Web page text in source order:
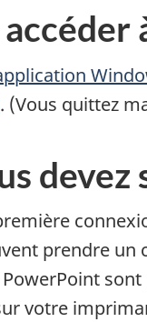
. (Vous quittez
prendre
votre